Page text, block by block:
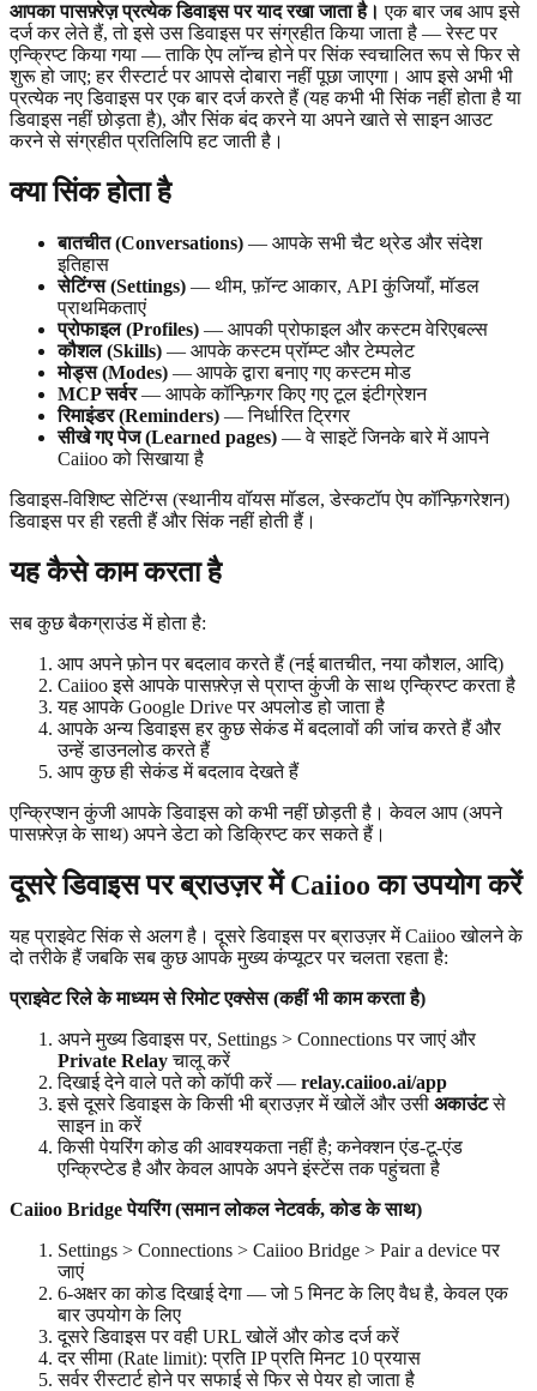
आपका पासफ़्रेज़ प्रत्येक डिवाइस पर याद रखा जाता है। एक बार जब आप इसे
दर्ज कर लेते हैं, तो इसे उस डिवाइस पर संग्रहीत किया जाता है — रेस्ट पर
एन्क्रिप्ट किया गया — ताकि ऐप लॉन्च होने पर सिंक स्वचालित रूप से फिर से
शुरू हो जाए; हर रीस्टार्ट पर आपसे दोबारा नहीं पूछा जाएगा। आप इसे अभी भी
प्रत्येक नए डिवाइस पर एक बार दर्ज करते हैं (यह कभी भी सिंक नहीं होता है या
डिवाइस नहीं छोड़ता है), और सिंक बंद करने या अपने खाते से साइन आउट
करने से संग्रहीत प्रतिलिपि हट जाती है।
क्या सिंक होता है
बातचीत (Conversations) — आपके सभी चैट थ्रेड और संदेश
इतिहास
सेटिंग्स (Settings) — थीम, फ़ॉन्ट आकार, API कुंजियाँ, मॉडल
प्राथमिकताएं
प्रोफाइल (Profiles) — आपकी प्रोफाइल और कस्टम वेरिएबल्स
कौशल (Skills) — आपके कस्टम प्रॉम्प्ट और टेम्पलेट
मोड्स (Modes) — आपके द्वारा बनाए गए कस्टम मोड
MCP सर्वर— आपके कॉन्फ़िगर किए गए टूल इंटीग्रेशन
रिमाइंडर (Reminders) — निर्धारित ट्रिगर
सीखे गए पेज (Learned pages) — वे साइटें जिनके बारे में आपने
Caiioo को सिखाया है
डिवाइस-विशिष्ट सेटिंग्स (स्थानीय वॉयस मॉडल, डेस्कटॉप ऐप कॉन्फ़िगरेशन)
डिवाइस पर ही रहती हैं और सिंक नहीं होती हैं।
यह कैसे काम करता है
सब कुछ बैकग्राउंड में होता है:
आप अपने फ़ोन पर बदलाव करते हैं (नई बातचीत, नया कौशल, आदि)
Caiioo इसे आपके पासफ़्रेज़ से प्राप्त कुंजी के साथ एन्क्रिप्ट करता है
यह आपके Google Drive पर अपलोड हो जाता है
आपके अन्य डिवाइस हर कुछ सेकंड में बदलावों की जांच करते हैं और
उन्हें डाउनलोड करते हैं
आप कुछ ही सेकंड में बदलाव देखते हैं
एन्क्रिप्शन कुंजी आपके डिवाइस को कभी नहीं छोड़ती है। केवल आप (अपने
पासफ़्रेज़ के साथ) अपने डेटा को डिक्रिप्ट कर सकते हैं।
दूसरे डिवाइस पर ब्राउज़र में Caiioo का उपयोग करें
यह प्राइवेट सिंक से अलग है। दूसरे डिवाइस पर ब्राउज़र में Caiioo खोलने के
दो तरीके हैं जबकि सब कुछ आपके मुख्य कंप्यूटर पर चलता रहता है:
प्राइवेट रिले के माध्यम से रिमोट एक्सेस (कहीं भी काम करता है)
अपने मुख्य डिवाइस पर, Settings > Connections पर जाएं और
Private Relayचालू करें
दिखाई देने वाले पते को कॉपी करें — relay.caiioo.ai/app
इसे दूसरे डिवाइस के किसी भी ब्राउज़र में खोलें और उसी अकाउंटसे
साइन in करें
किसी पेयरिंग कोड की आवश्यकता नहीं है; कनेक्शन एंड-टू-एंड
एन्क्रिप्टेड है और केवल आपके अपने इंस्टेंस तक पहुंचता है
Caiioo Bridge पेयरिंग (समान लोकल नेटवर्क, कोड के साथ)
Settings > Connections > Caiioo Bridge > Pair a device पर
जाएं
6-अक्षर का कोड दिखाई देगा — जो 5 मिनट के लिए वैध है, केवल एक
बार उपयोग के लिए
दूसरे डिवाइस पर वही URL खोलें और कोड दर्ज करें
दर सीमा (Rate limit): प्रति IP प्रति मिनट 10 प्रयास
सर्वर रीस्टार्ट होने पर सफाई से फिर से पेयर हो जाता है